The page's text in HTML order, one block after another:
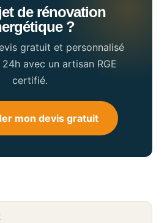
de rénovation
?
gratuit et personnalisé
avec un artisan RGE
certifié.
mon devis gratuit